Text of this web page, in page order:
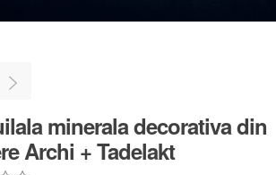
minerala decorativa din
Archi + Tadelakt